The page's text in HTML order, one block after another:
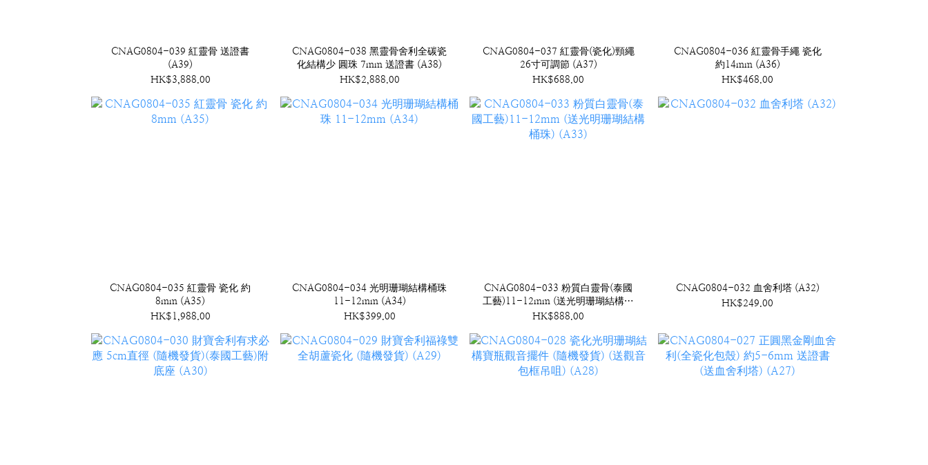
CNAG0804-039 紅靈骨 送證書
(A39)
HK$3,888.00
CNAG0804-038 黑靈骨舍利全碳瓷
化結構少 圓珠 7mm 送證書 (A38)
HK$2,888.00
CNAG0804-037 紅靈骨(瓷化)頸繩
26寸可調節 (A37)
HK$688.00
CNAG0804-036 紅靈骨手繩 瓷化
約14mm (A36)
HK$468.00
CNAG0804-035 紅靈骨 瓷化 約
8mm (A35)
HK$1,988.00
CNAG0804-034 光明珊瑚結構桶珠
11-12mm (A34)
HK$399.00
CNAG0804-033 粉質白靈骨(泰國
工藝)11-12mm (送光明珊瑚結構桶
珠) (A33)
HK$888.00
CNAG0804-032 血舍利塔 (A32)
HK$249.00